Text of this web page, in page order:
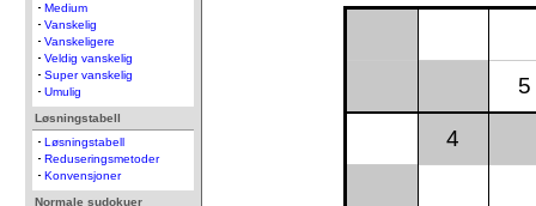
Medium
Vanskelig
Vanskeligere
Veldig vanskelig
Super vanskelig
Umulig
Løsningstabell
Løsningstabell
Reduseringsmetoder
Konvensjoner
Normale sudokuer
5
4